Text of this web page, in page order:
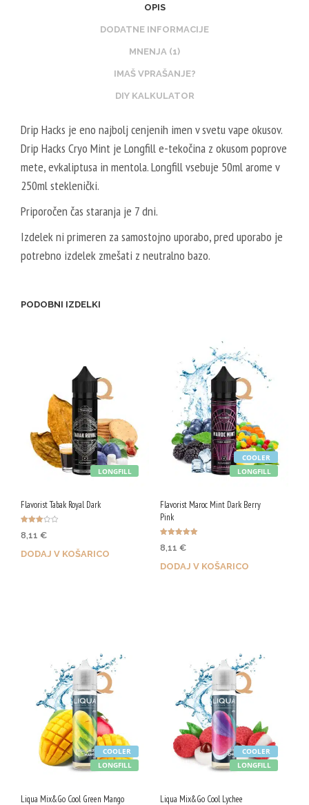
OPIS
DODATNE INFORMACIJE
MNENJA (1)
IMAŠ VPRAŠANJE?
DIY KALKULATOR
Drip Hacks je eno najbolj cenjenih imen v svetu vape okusov.
Drip Hacks Cryo Mint je Longfill e-tekočina z okusom poprove
mete, evkaliptusa in mentola.Longfill vsebuje 50ml arome v
250ml steklenički.
Priporočen čas staranja je 7 dni.
Izdelek ni primeren za samostojno uporabo, pred uporabo je
potrebno izdelek zmešati z neutralno bazo.
PODOBNI IZDELKI
LONGFILL
Flavorist Tabak Royal Dark
o
od 5
8,11 €
DODAJ V KOŠARICO
LONGFILL
COOLER
Flavorist Maroc Mint Dark Berry
Pink
5.00
8,11 €
DODAJ V KOŠARICO
LONGFILL
COOLER
Liqua Mix&Go Cool Green Mango
LONGFILL
COOLER
Liqua Mix&Go Cool Lychee